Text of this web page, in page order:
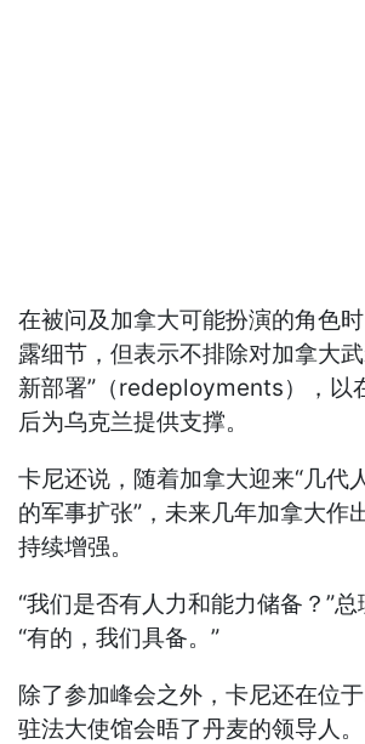
在被问及加拿大可能扮演的角色
露细节，但表示不排除对加拿大
新部署”（redeployments），以
后为乌克兰提供支撑。
卡尼还说，随着加拿大迎来“几代
的军事扩张”，未来几年加拿大作
持续增强。
“我们是否有人力和能力储备？”总
“有的，我们具备。”
除了参加峰会之外，卡尼还在位
驻法大使馆会晤了丹麦的领导人。